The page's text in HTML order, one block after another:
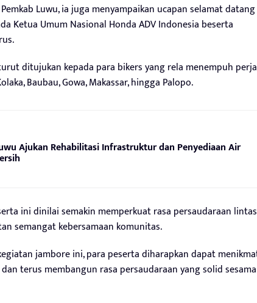
Luwu, ia juga menyampaikan ucapan selamat datang
Ketua Umum Nasional Honda ADV Indonesia beserta
ditujukan kepada para bikers yang rela menempuh
Baubau, Gowa, Makassar, hingga Palopo.
Ajukan Rehabilitasi Infrastruktur dan Penyediaan Air
ini dinilai semakin memperkuat rasa persaudaraan lintas
semangat kebersamaan komunitas.
jambore ini, para peserta diharapkan dapat
terus membangun rasa persaudaraan yang solid sesama